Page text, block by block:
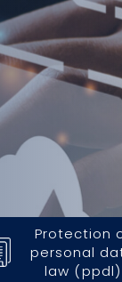
Protection
personal
law (ppdl)